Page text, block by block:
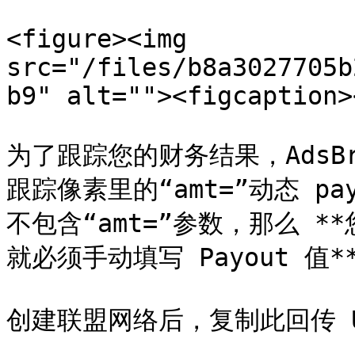
<figure><img
src="/files/
b9"
为了跟踪您的财务结果，
跟踪像素里的“amt=”动态
不包含“amt=”参数，那么
就必须手动填写 Payout 值
创建联盟网络后，复制此回传